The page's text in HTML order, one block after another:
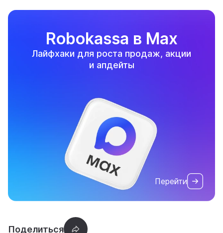
Robokassa в Max
Лайфхаки для роста продаж, акции
и апдейты
Перейти